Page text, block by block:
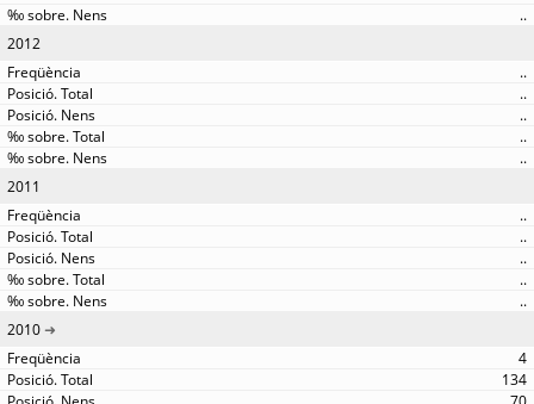
..
2012
..
..
..
..
..
2011
..
..
..
..
..
2010
4
134